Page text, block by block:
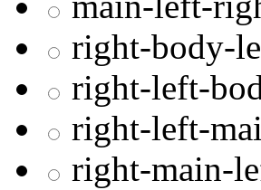
right-body-
right-left-
right-left-
right-main-